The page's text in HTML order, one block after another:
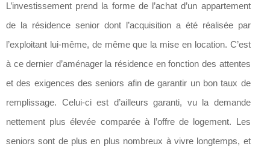
L’investissement prend la forme de l’achat d’un appartement
de la résidence senior dont l’acquisition a été réalisée par
l’exploitant lui-même, de même que la mise en location. C’est
à ce dernier d’aménager la résidence en fonction des attentes
et des exigences des seniors afin de garantir un bon taux de
remplissage. Celui-ci est d’ailleurs garanti, vu la demande
nettement plus élevée comparée à l’offre de logement. Les
seniors sont de plus en plus nombreux à vivre longtemps, et